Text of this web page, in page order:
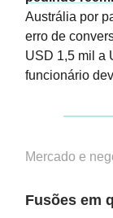
Austrália por
erro de
USD 1,5 mil a
funcionário
Mercado e
Fusões em